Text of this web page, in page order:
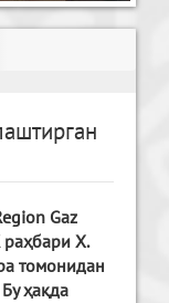
Gaz
Х.
томонидан
ҳақда